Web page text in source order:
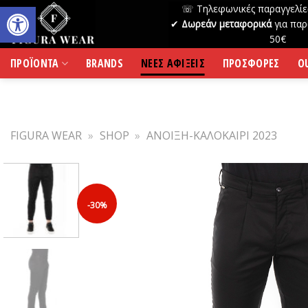
Skip
to
content
☏ Τηλεφωνικές
✔ Δωρεάν μεταφορικάγια
50€
ΠΡΟΪΟΝΤΑ BRANDS ΝΕΕΣ ΑΦΙΞΕΙΣ ΠΡΟΣΦΟΡΕΣ
FIGURA WEAR » SHOP » ΑΝΟΙΞΗ-ΚΑΛΟΚΑΙΡΙ 2023
-30%